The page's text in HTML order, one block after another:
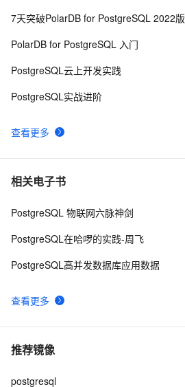
10PostgreSQL\MySQL比较
查看更多
7天突破PolarDB for PostgreSQL 2022版
PolarDB for PostgreSQL 入门
PostgreSQL云上开发实践
PostgreSQL实战进阶
相关电子书
查看更多
PostgreSQL 物联网六脉神剑
PostgreSQL在哈啰的实践-周飞
PostgreSQL高并发数据库应用数据
推荐镜像
postgresql